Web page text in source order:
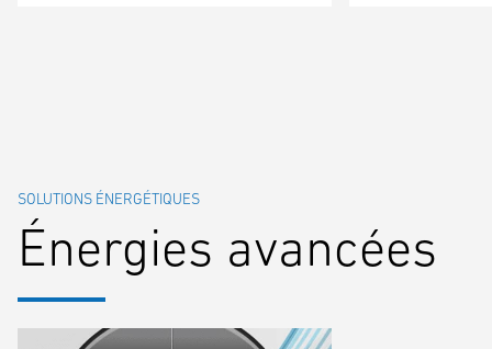
SOLUTIONS ÉNERGÉTIQUES
Énergies avancées